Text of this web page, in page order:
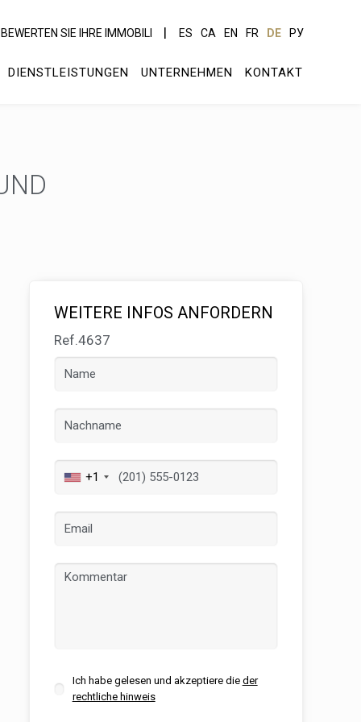
BEWERTEN SIE IHRE IMMOBILI ES CA EN FR DE РУ
DIENSTLEISTUNGEN UNTERNEHMEN KONTAKT
WEITERE INFOS ANFORDERN
Ref.4637
+1
Ich habe gelesen und akzeptiere die der
rechtliche hinweis
Der